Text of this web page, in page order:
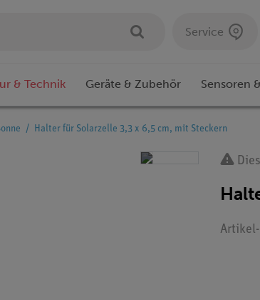
Service
& Technik Geräte & Zubehör Sensoren
Halter für Solarzelle 3,3 x 6,5 cm, mit Steckern